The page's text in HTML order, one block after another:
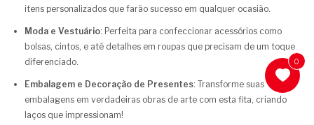
itens personalizados que farão sucesso em qualquer ocasião.
Moda e Vestuário: Perfeita para confeccionar acessórios como
bolsas, cintos, e até detalhes em roupas que precisam de um toque
diferenciado.
Embalagem e Decoração de Presentes: Transforme suas
embalagens em verdadeiras obras de arte com esta fita, criando
laços que impressionam!
0